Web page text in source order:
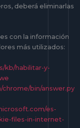
deberá eliminarlas
con la información
más utilizados:
kb/habilitar-y-
bin/answer.py
es-
files-in-internet-